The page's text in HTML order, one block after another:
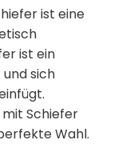
ist eine
ist ein
sich
Schiefer
Wahl.